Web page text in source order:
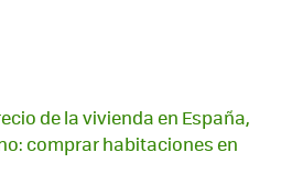
de la vivienda en España,
comprar habitaciones en